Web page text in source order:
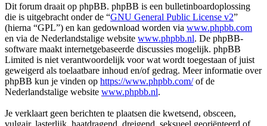
Dit forum draait op phpBB. phpBB is een bulletinboardoplossing
die is uitgebracht onder de “GNU General Public License v2”
(hierna “GPL”) en kan gedownload worden via www.phpbb.com
en via de Nederlandstalige website www.phpbb.nl. De phpBB-
software maakt internetgebaseerde discussies mogelijk. phpBB
Limited is niet verantwoordelijk voor wat wordt toegestaan of juist
geweigerd als toelaatbare inhoud en/of gedrag. Meer informatie over
phpBB kun je vinden op https://www.phpbb.com/of de
Nederlandstalige website www.phpbb.nl.
Je verklaart geen berichten te plaatsen die kwetsend, obsceen,
vulgair, lasterlijk, haatdragend, dreigend, seksueel georiënteerd of